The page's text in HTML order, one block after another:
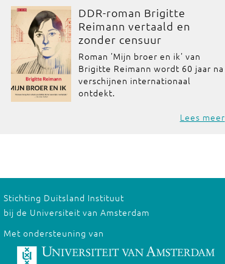
DDR-roman Brigitte
Reimann vertaald en
zonder censuur
Roman 'Mijn broer en ik' van
Brigitte Reimann wordt 60 jaar na
verschijnen internationaal
ontdekt.
Lees meer
Stichting Duitsland Instituut
bij de Universiteit van Amsterdam
Met ondersteuning van